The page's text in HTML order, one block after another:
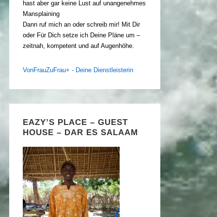
hast aber gar keine Lust auf unangenehmes
Mansplaining
Dann ruf mich an oder schreib mir! Mit Dir
oder Für Dich setze ich Deine Pläne um –
zeitnah, kompetent und auf Augenhöhe.
VonFrauZuFrau+ - Deine Dienstleisterin
EAZY’S PLACE – GUEST
HOUSE – DAR ES SALAAM